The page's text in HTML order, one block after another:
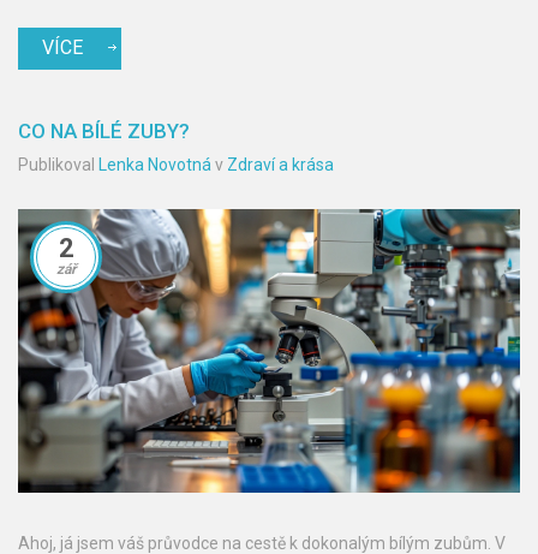
VÍCE
CO NA BÍLÉ ZUBY?
Publikoval Lenka Novotnáv Zdraví a krása
2
zář
Ahoj, já jsem váš průvodce na cestě k dokonalým bílým zubům. V